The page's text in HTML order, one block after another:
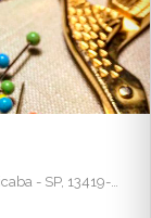
R. Voluntários de Piracicaba, 1680 - Alto, Piracicaba - SP, 13419-280, Brasil